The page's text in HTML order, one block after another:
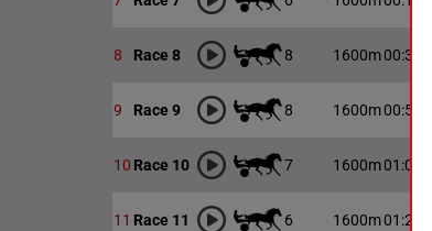
8 Race 8 8 1600m00:34
9 Race 9 8 1600m00:52
10 Race 10 7 1600m01:08
11 Race 11 6 1600m01:28